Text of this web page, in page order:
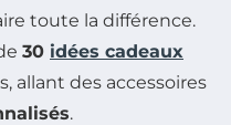
toute la différence.
30 idées cadeaux
allant des accessoires
.